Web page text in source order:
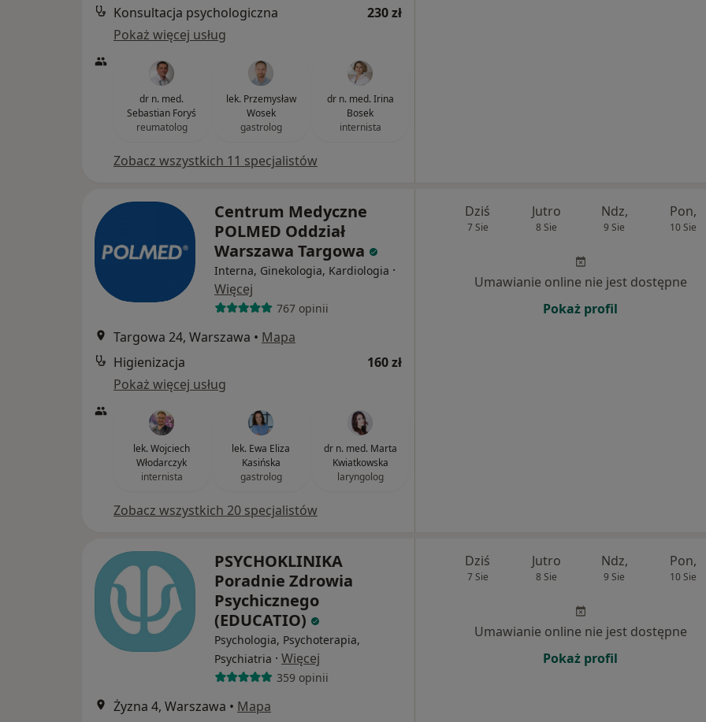
Konsultacja psychologiczna
230 zł
Pokaż więcej usług
dr n. med.
Sebastian Foryś
reumatolog
lek. Przemysław
Wosek
gastrolog
dr n. med. Irina
Bosek
internista
Zobacz wszystkich 11 specjalistów
Centrum Medyczne
POLMED Oddział
Warszawa Targowa
Interna, Ginekologia, Kardiologia ·
Więcej
767 opinii
Targowa 24, Warszawa • Mapa
Higienizacja
160 zł
Pokaż więcej usług
lek. Wojciech
Włodarczyk
internista
lek. Ewa Eliza
Kasińska
gastrolog
dr n. med. Marta
Kwiatkowska
laryngolog
Zobacz wszystkich 20 specjalistów
Dziś
7 Sie
Jutro
8 Sie
Ndz,
9 Sie
Pon,
10 Sie
Umawianie online nie jest dostępne
Pokaż profil
PSYCHOKLINIKA
Poradnie Zdrowia
Psychicznego
(EDUCATIO)
Psychologia, Psychoterapia,
Psychiatria · Więcej
359 opinii
Żyzna 4, Warszawa • Mapa
Dziś
7 Sie
Jutro
8 Sie
Ndz,
9 Sie
Pon,
10 Sie
Umawianie online nie jest dostępne
Pokaż profil